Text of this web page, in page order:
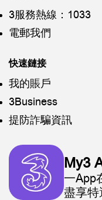
3服務熱線：1033
電郵我們
快速鏈接
我的賬戶
3Business
提防詐騙資訊
My3
一App
盡享特